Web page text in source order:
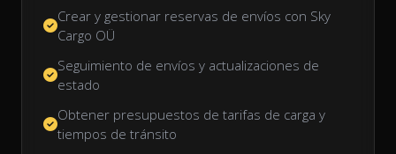
Crear y gestionar reservas de envíos con Sky
Cargo OÜ
Seguimiento de envíos y actualizaciones de
estado
Obtener presupuestos de tarifas de carga y
tiempos de tránsito